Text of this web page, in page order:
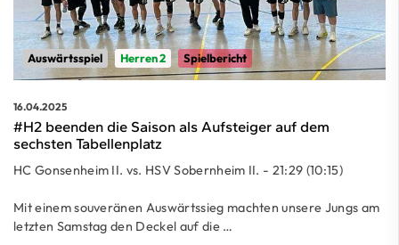
Auswärtsspiel Herren 2 Spielbericht
16.04.2025
#H2 beenden die Saison als Aufsteiger auf dem
sechsten Tabellenplatz
HC Gonsenheim II. vs. HSV Sobernheim II. - 21:29 (10:15)
Mit einem souveränen Auswärtssieg machten unsere Jungs am
letzten Samstag den Deckel auf die …